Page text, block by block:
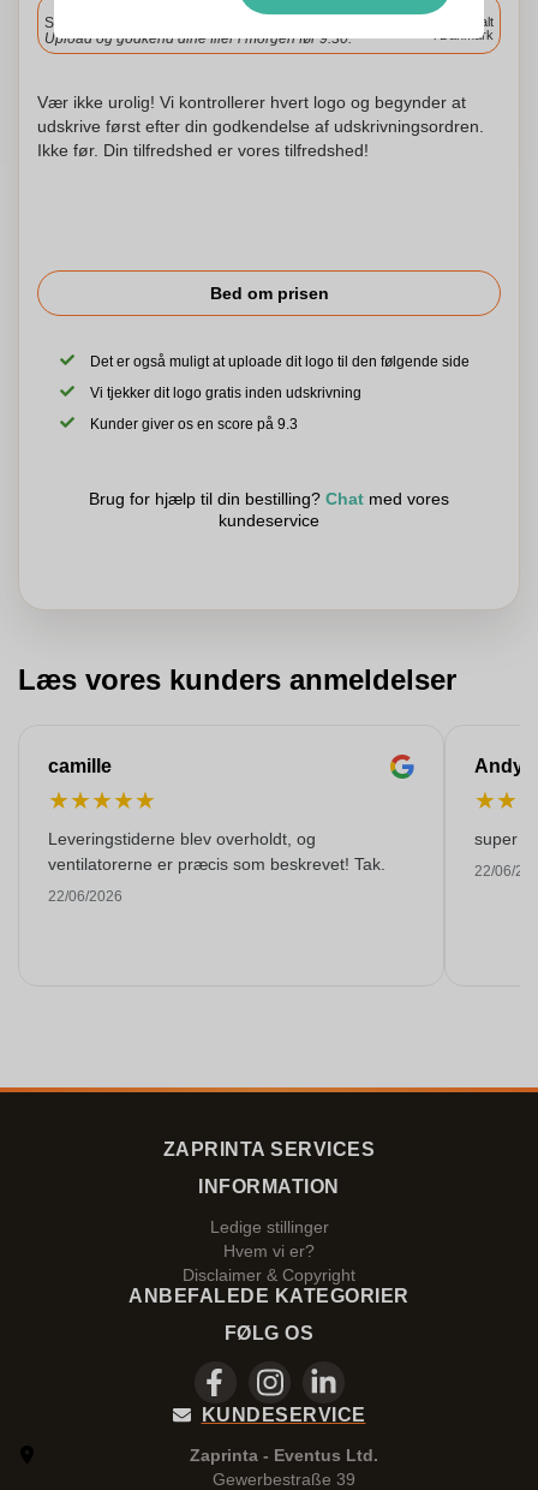
Standard levering
Upload og godkend dine filer i morgen før 9:30.
Levering overalt
i Danmark
Vær ikke urolig! Vi kontrollerer hvert logo og begynder at
udskrive først efter din godkendelse af udskrivningsordren.
Ikke før. Din tilfredshed er vores tilfredshed!
Bed om prisen
Det er også muligt at uploade dit logo til den følgende side
Vi tjekker dit logo gratis inden udskrivning
Kunder giver os en score på 9.3
Brug for hjælp til din bestilling? Chat med vores
kundeservice
Læs vores kunders anmeldelser
camille
★★★★★
Leveringstiderne blev overholdt, og
ventilatorerne er præcis som beskrevet! Tak.
22/06/2026
Andy
★★
super
22/06/
ZAPRINTA SERVICES
INFORMATION
Ledige stillinger
Hvem vi er?
Disclaimer & Copyright
ANBEFALEDE KATEGORIER
FØLG OS
KUNDESERVICE
Zaprinta - Eventus Ltd.
Gewerbestraße 39